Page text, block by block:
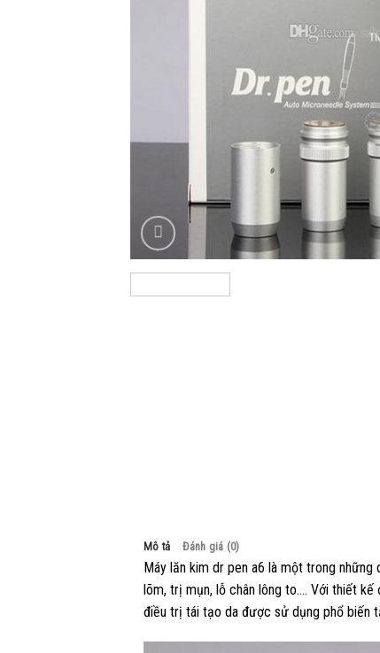
Mô tả Đánh giá (0)
Máy lăn kim dr pen a6 là một trong
lõm, trị mụn, lỗ chân lông to…. Với thiết
điều trị tái tạo da được sử dụng phổ biến